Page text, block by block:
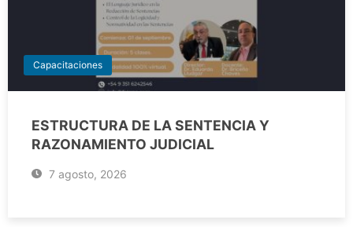
Capacitaciones
ESTRUCTURA DE LA SENTENCIA Y
RAZONAMIENTO JUDICIAL
7 agosto, 2026